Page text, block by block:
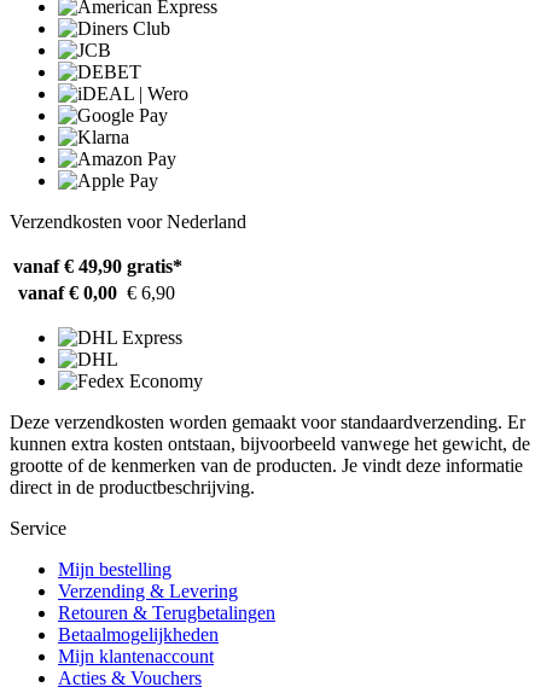
Verzendkosten voor Nederland
vanaf € 49,90 gratis*
vanaf € 0,00 € 6,90
Deze verzendkosten worden gemaakt voor standaardverzending. Er
kunnen extra kosten ontstaan, bijvoorbeeld vanwege het gewicht, de
grootte of de kenmerken van de producten. Je vindt deze informatie
direct in de productbeschrijving.
Service
Mijn bestelling
Verzending & Levering
Retouren & Terugbetalingen
Betaalmogelijkheden
Mijn klantenaccount
Acties & Vouchers